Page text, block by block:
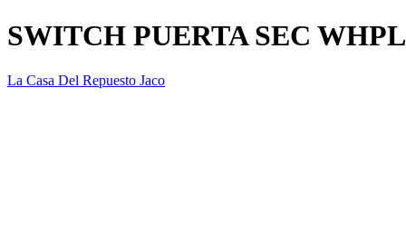
SWITCH PUERTA SEC
La Casa Del Repuesto Jaco